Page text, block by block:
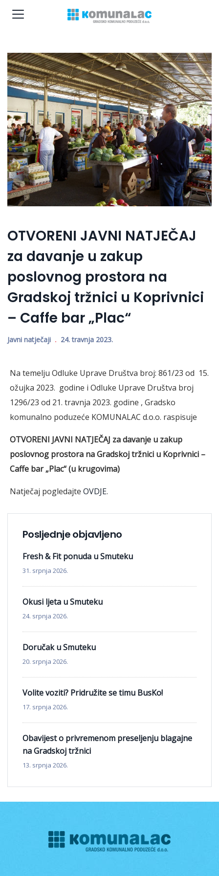
OTVORENI JAVNI NATJEČAJ
za davanje u zakup
poslovnog prostora na
Gradskoj tržnici u Koprivnici
– Caffe bar „Plac“
Javni natječaji 24. travnja 2023.
Na temelju Odluke Uprave Društva broj: 861/23 od 15.
ožujka 2023. godine i Odluke Uprave Društva broj
1296/23 od 21. travnja 2023. godine , Gradsko
komunalno poduzeće KOMUNALAC d.o.o. raspisuje
OTVORENI JAVNI NATJEČAJ za davanje u zakup
poslovnog prostora na Gradskoj tržnici u Koprivnici –
Caffe bar „Plac“ (u krugovima)
Natječaj pogledajte OVDJE.
Posljednje objavljeno
Fresh & Fit ponuda u Smuteku
31. srpnja 2026.
Okusi ljeta u Smuteku
24. srpnja 2026.
Doručak u Smuteku
20. srpnja 2026.
Volite voziti? Pridružite se timu BusKo!
17. srpnja 2026.
Obavijest o privremenom preseljenju blagajne
na Gradskoj tržnici
13. srpnja 2026.